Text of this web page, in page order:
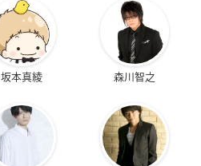
坂本真綾 森川智之